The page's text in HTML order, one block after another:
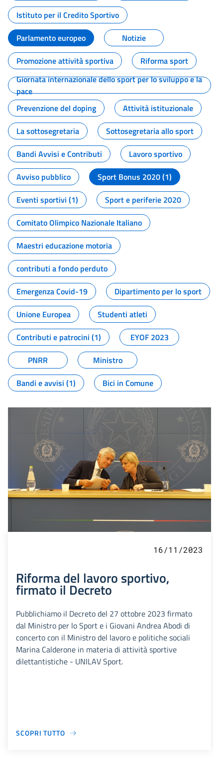
Istituto per il Credito Sportivo
Parlamento europeo
Notizie
Promozione attività sportiva
Riforma sport
Giornata internazionale dello sport per lo sviluppo e la
pace
Prevenzione del doping
Attività istituzionale
La sottosegretaria
Sottosegretaria allo sport
Bandi Avvisi e Contributi
Lavoro sportivo
Avviso pubblico
Sport Bonus 2020 (1)
Eventi sportivi (1)
Sport e periferie 2020
Comitato Olimpico Nazionale Italiano
Maestri educazione motoria
contributi a fondo perduto
Emergenza Covid-19
Dipartimento per lo sport
Unione Europea
Studenti atleti
Contributi e patrocini (1)
EYOF 2023
PNRR
Ministro
Bandi e avvisi (1)
Bici in Comune
16/11/2023
Riforma del lavoro sportivo,
firmato il Decreto
Pubblichiamo il Decreto del 27 ottobre 2023 firmato
dal Ministro per lo Sport e i Giovani Andrea Abodi di
concerto con il Ministro del lavoro e politiche sociali
Marina Calderone in materia di attività sportive
dilettantistiche - UNILAV Sport.
SCOPRI TUTTO